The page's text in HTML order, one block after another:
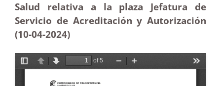
Salud relativa a la plaza Jefatura de
Servicio de Acreditación y Autorización
(10-04-2024)